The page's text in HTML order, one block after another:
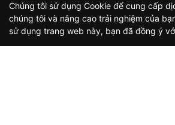
Giấy phép hoạt động báo chí điện tử số
Thông tin và Truyền thông cấp ngày 21/2/
Chúng tôi sử dụng Cookie để cung cấp
chúng tôi và nâng cao trải nghiệm của
sử dụng trang web này, bạn đã đồng ý